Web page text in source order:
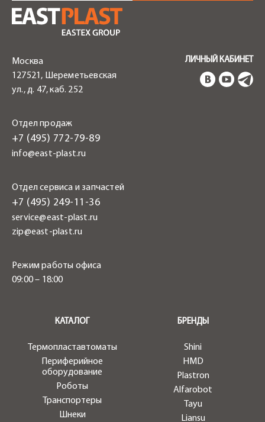
Москва
127521, Шереметьевская
ул., д. 47, каб. 252
Отдел продаж
+7 (495) 772-79-89
info@east-plast.ru
Отдел сервиса и запчастей
+7 (495) 249-11-36
service@east-plast.ru
zip@east-plast.ru
Режим работы офиса
09:00 – 18:00
ЛИЧНЫЙ КАБИНЕТ
КАТАЛОГ
Термопластавтоматы
Периферийное
оборудование
Роботы
Транспортеры
Шнеки
БРЕНДЫ
Shini
HMD
Plastron
Alfarobot
Tayu
Liansu